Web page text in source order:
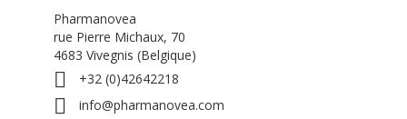
Pharmanovea
rue Pierre Michaux, 70
4683 Vivegnis (Belgique)
 +32 (0)42642218

info@pharmanovea.com